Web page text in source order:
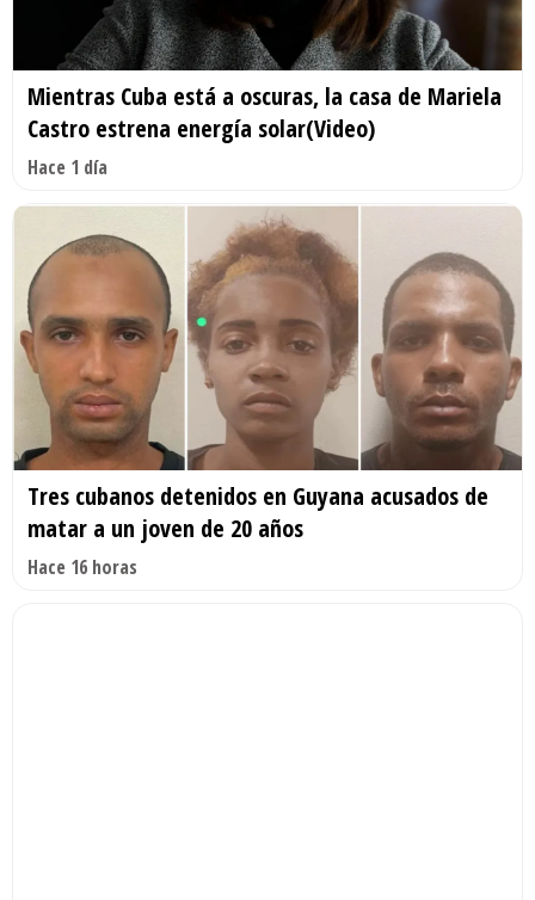
Mientras Cuba está a oscuras, la casa de Mariela
Castro estrena energía solar(Video)
Hace 1 día
Tres cubanos detenidos en Guyana acusados de
matar a un joven de 20 años
Hace 16 horas